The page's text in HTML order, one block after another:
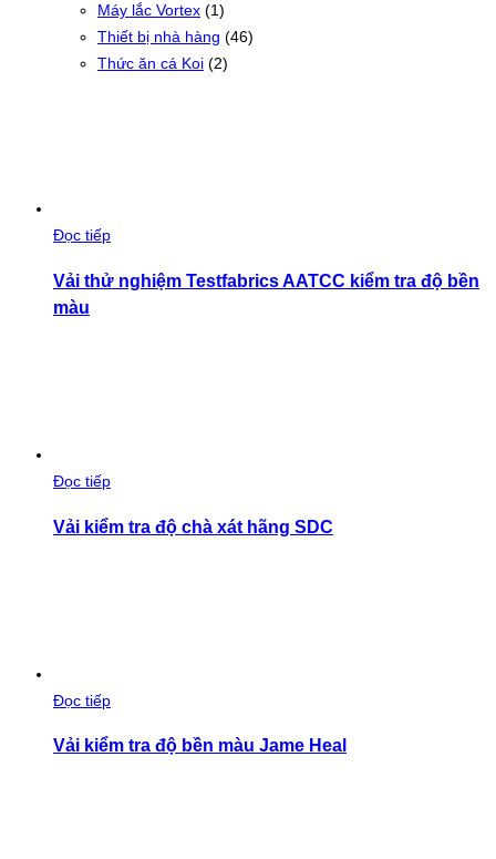
Máy lắc Vortex (1)
Thiết bị nhà hàng (46)
Thức ăn cá Koi (2)
Đọc tiếp
Vải thử nghiệm Testfabrics AATCC kiểm tra độ bền
màu
Đọc tiếp
Vải kiểm tra độ chà xát hãng SDC
Đọc tiếp
Vải kiểm tra độ bền màu Jame Heal